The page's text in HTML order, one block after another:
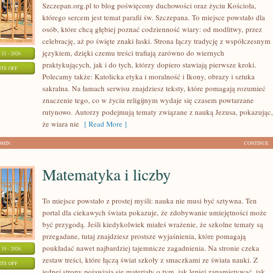
- 2026
OFFON
DUCHOWNI
Szczepan.org.pl to blog poświęcony duchowości oraz życiu Kościoła,
którego sercem jest temat parafii św. Szczepana. To miejsce powstało dla
osób, które chcą głębiej poznać codzienność wiary: od modlitwy, przez
celebrację, aż po święte znaki łaski. Strona łączy tradycję z współczesnym
językiem, dzięki czemu treści trafiają zarówno do wiernych
praktykujących, jak i do tych, którzy dopiero stawiają pierwsze kroki.
Polecamy także: Katolicka etyka i moralność i Ikony, obrazy i sztuka
sakralna. Na łamach serwisu znajdziesz teksty, które pomagają rozumieć
znaczenie tego, co w życiu religijnym wydaje się czasem powtarzane
rutynowo. Autorzy podejmują tematy związane z nauką Jezusa, pokazując,
że wiara nie [ Read More ]
CONTINUE
- 2026
OFFON
Matematyka i liczby
To miejsce powstało z prostej myśli: nauka nie musi być sztywna. Ten
portal dla ciekawych świata pokazuje, że zdobywanie umiejętności może
być przygodą. Jeśli kiedykolwiek miałeś wrażenie, że szkolne tematy są
przegadane, tutaj znajdziesz prostsze wyjaśnienia, które pomagają
poukładać nawet najbardziej tajemnicze zagadnienia. Na stronie czeka
zestaw treści, które łączą świat szkoły z smaczkami ze świata nauki. Z